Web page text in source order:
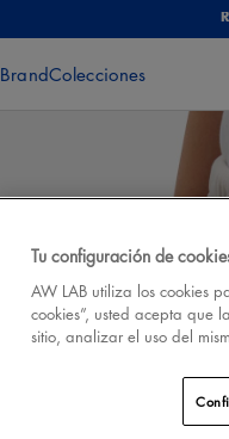
BrandColecciones
Tu configuración de
AW LAB utiliza los cookies
cookies”, usted acepta que
sitio, analizar el uso del